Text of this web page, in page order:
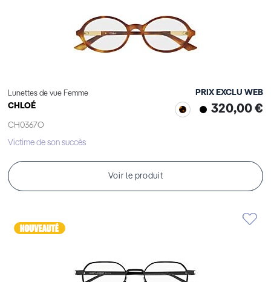
Lunettes de vue Femme
CHLOÉ
CH0367O
PRIX EXCLU WEB
320,00 €
Victime de son succès
Voir le produit